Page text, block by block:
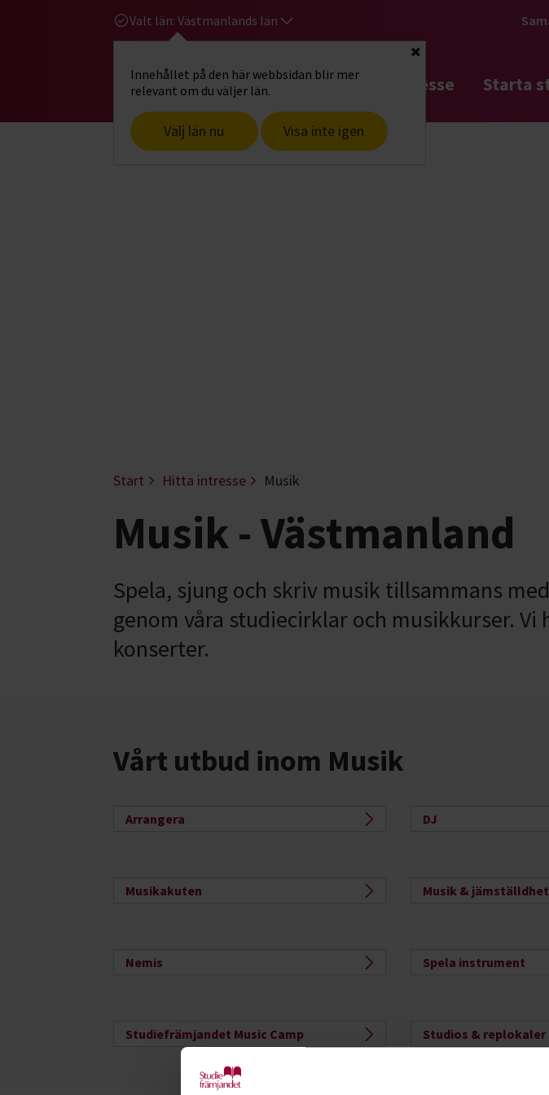
Valt län: Västmanlands län
Innehållet på den här webbsidan blir mer
relevant om du väljer län.
Välj län nu Visa inte igen
Stäng
Gå till studiefrämjandets startsidaHitta intresse Starta
Start Hitta intresse Musik
Musik - Västmanland
Spela, sjung och skriv musik tillsammans
genom våra studiecirklar och musikkurser.
konserter.
Vårt utbud inom Musik
Arrangera DJ
Musikakuten Musik & jämställdhet
Nemis Spela instrument
Studiefrämjandet Music Camp Studios & replokaler